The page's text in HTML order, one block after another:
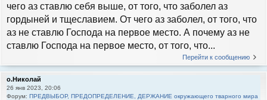
чего аз ставлю себя выше, от того, что заболел аз
гордыней и тщеславием. От чего аз заболел, от того, что
аз не ставлю Господа на первое место. А почему аз не
ставлю Господа на первое место, от того, что...
Перейти к сообщению
о.Николай
26 янв 2023, 20:06
Форум: ПРЕДВЫБОР, ПРЕДОПРЕДЕЛЕНИЕ, ДЕРЖАНИЕ окружающего тварного мира